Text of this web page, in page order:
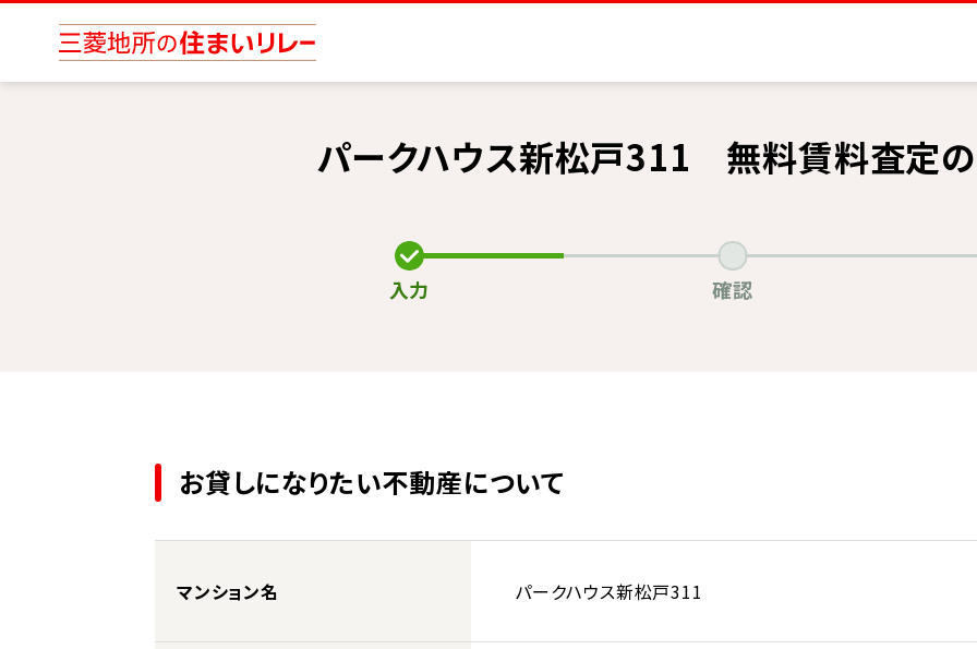
パークハウス新松戸311 無料賃料査定
入力 確認
お貸しになりたい不動産について
マンション名 パークハウス新松戸311